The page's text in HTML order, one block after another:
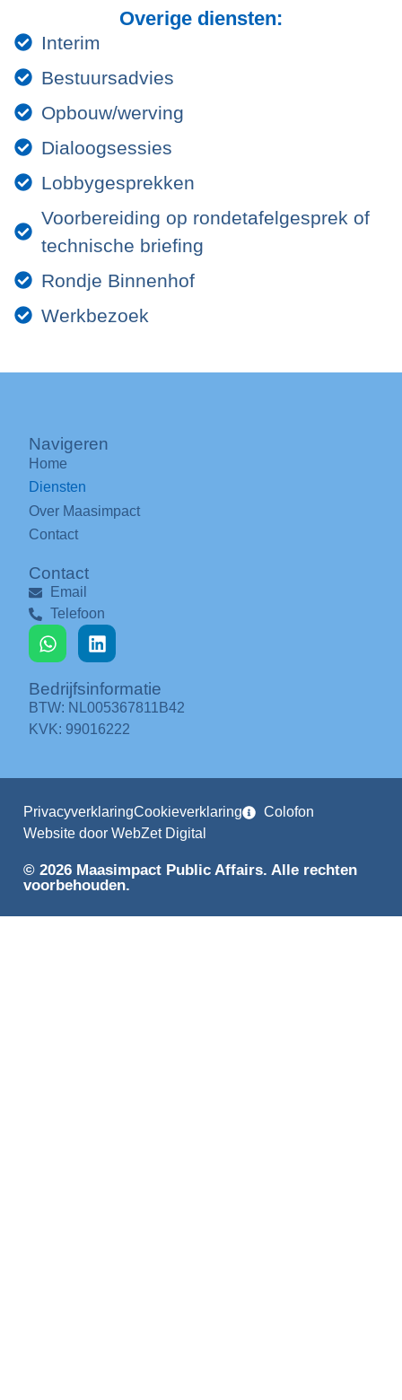
Overige diensten:
Interim
Bestuursadvies
Opbouw/werving
Dialoogsessies
Lobbygesprekken
Voorbereiding op rondetafelgesprek of
technische briefing
Rondje Binnenhof
Werkbezoek
Navigeren
Home
Diensten
Over Maasimpact
Contact
Contact
Email
Telefoon
Bedrijfsinformatie
BTW: NL005367811B42
KVK: 99016222
© 2026 Maasimpact Public Affairs. Alle rechten
voorbehouden.
PrivacyverklaringCookieverklaring
Colofon
Website door WebZet Digital